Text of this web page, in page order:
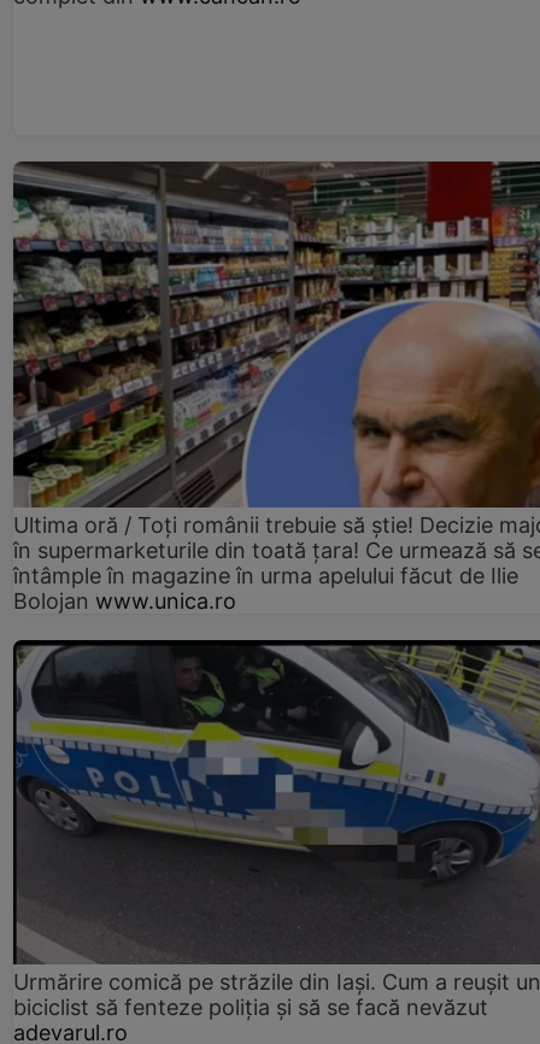
Ultima oră / Toți românii trebuie să știe! Decizie
în supermarketurile din toată țara! Ce urmează să
întâmple în magazine în urma apelului făcut de Ilie
Bolojan www.unica.ro
Urmărire comică pe străzile din Iași. Cum a reușit un
biciclist să fenteze poliția și să se facă nevăzut
adevarul.ro